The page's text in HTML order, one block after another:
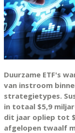
Duurzame ETF's
van instroom
strategietypes.
in totaal $5,9
dit jaar opliep tot
afgelopen twaalf